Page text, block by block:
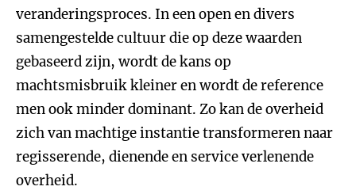
veranderingsproces. In een open en divers
samengestelde cultuur die op deze waarden
gebaseerd zijn, wordt de kans op
machtsmisbruik kleiner en wordt de reference
men ook minder dominant. Zo kan de overheid
zich van machtige instantie transformeren naar
regisserende, dienende en service verlenende
overheid.